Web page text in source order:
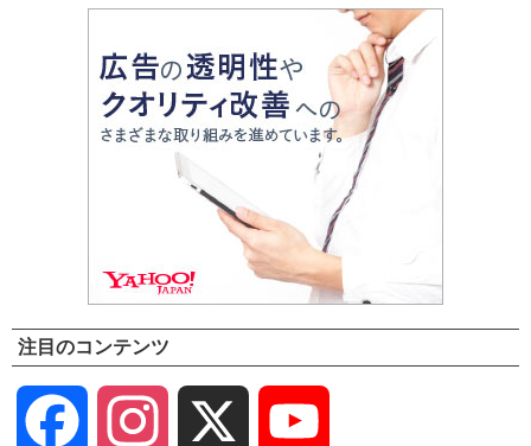
注目のコンテンツ
Facebook Instagram